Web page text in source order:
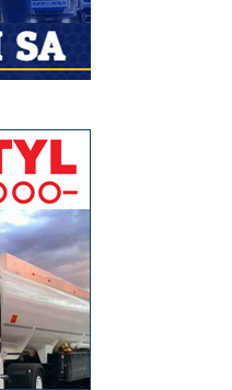
credincioșilor
religios va fi
a Arhiepiscopiei
finalul evenimentului de
din cadrul comitetelor
cu angajații Primăriei,
de manifestări, unii
aflați în tranzit vor fi
restricții de circulație.
16:00-20:30, traficul
Libertății,